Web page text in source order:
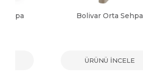
Bolivar Orta Sehpa
ÜRÜNÜ İNCELE